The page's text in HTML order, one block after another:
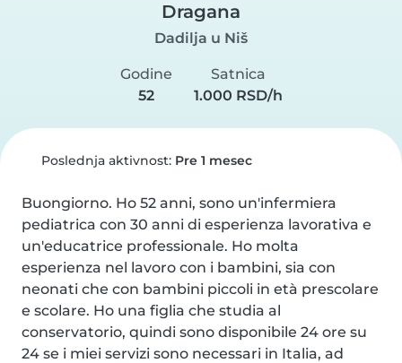
Dragana
Dadilja u Niš
Godine
52
Satnica
1.000 RSD/h
Poslednja aktivnost: Pre 1 mesec
Buongiorno. Ho 52 anni, sono un'infermiera
pediatrica con 30 anni di esperienza lavorativa e
un'educatrice professionale. Ho molta
esperienza nel lavoro con i bambini, sia con
neonati che con bambini piccoli in età prescolare
e scolare. Ho una figlia che studia al
conservatorio, quindi sono disponibile 24 ore su
24 se i miei servizi sono necessari in Italia, ad